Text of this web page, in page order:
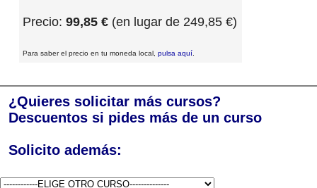
Precio: 99,85 € (en lugar de 249,85 €)
Para saber el precio en tu moneda local, pulsa aquí
¿Quieres solicitar más cursos?
Descuentos si pides más de un curso
Solicito además: